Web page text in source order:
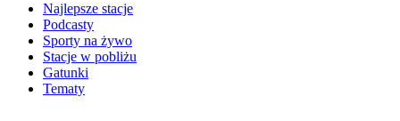
Najlepsze stacje
Podcasty
Sporty na żywo
Stacje w pobliżu
Gatunki
Tematy